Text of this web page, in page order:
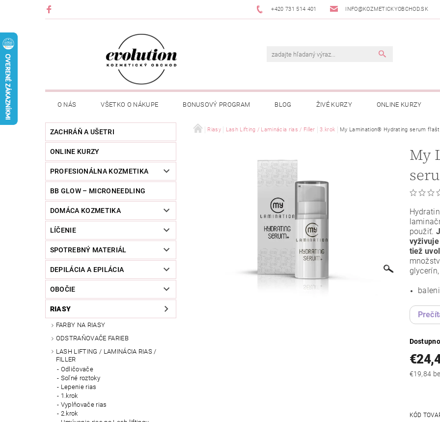
+420 731 514 401 INFO@KOZMETICKYOBCHOD.SK
O NÁS VŠETKO O NÁKUPE BONUSOVÝ PROGRAM BLOG ŽIVÉ KURZY ONLINE KURZY
ZACHRÁŇ A UŠETRI
ONLINE KURZY
PROFESIONÁLNA KOZMETIKA
BB GLOW – MICRONEEDLING
DOMÁCA KOZMETIKA
LÍČENIE
SPOTREBNÝ MATERIÁL
DEPILÁCIA A EPILÁCIA
OBOČIE
RIASY
FARBY NA RIASY
ODSTRAŇOVAČE FARIEB
LASH LIFTING / LAMINÁCIA RIAS /
FILLER
Odličovače
Soľné roztoky
Lepenie rias
1.krok
Vyplňovače rias
2.krok
Riasy Lash Lifting / Laminácia rias / Filler 3.krok My Lamination® Hydrating serum
My
použiť.
tiež
KÓD